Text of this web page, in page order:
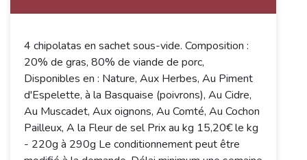
4 chipolatas en sachet sous-vide. Composition :
20% de gras, 80% de viande de porc,
Disponibles en : Nature, Aux Herbes, Au Piment
d'Espelette, à la Basquaise (poivrons), Au Cidre,
Au Muscadet, Aux oignons, Au Comté, Au Cochon
Pailleux, A la Fleur de sel Prix au kg 15,20€ le kg
- 220g à 290g Le conditionnement peut être